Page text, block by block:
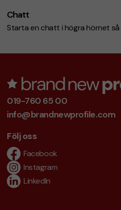
Chatt
Starta en chatt i högra hörnet så
019-760 65 00
info@brandnewprofile.com
Följ oss
Facebook
Instagram
LinkedIn